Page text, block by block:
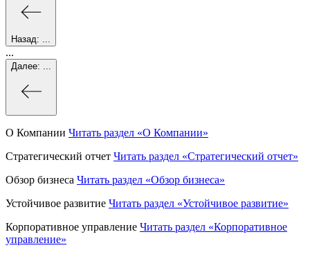
Назад:
...
Далее:
О Компании Читать раздел «О Компании»
Стратегический отчет Читать раздел «Стратегический отчет»
Обзор бизнеса Читать раздел «Обзор бизнеса»
Устойчивое развитие Читать раздел «Устойчивое развитие»
Корпоративное управление Читать раздел «Корпоративное
управление»